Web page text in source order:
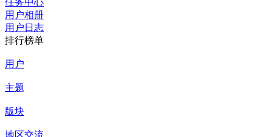
任务中心
用户相册
用户日志
排行榜单
用户
主题
版块